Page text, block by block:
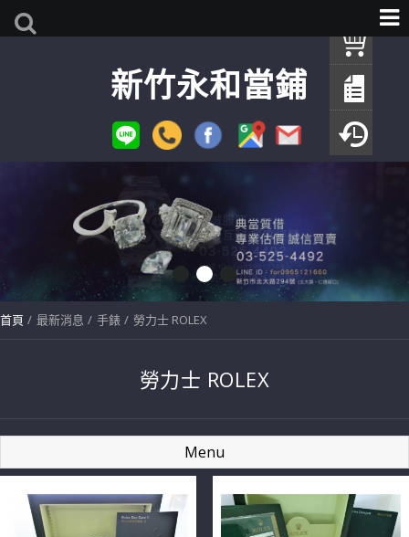
新竹永和當鋪
首頁 最新消息 手錶 勞力士 ROLEX
勞力士 ROLEX
Menu